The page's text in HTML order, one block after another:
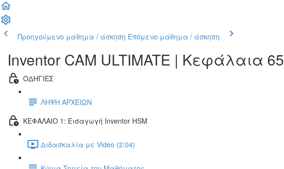
Προηγούμενο μάθημα / άσκηση Επόμενο μάθημα / άσκηση
Inventor CAM ULTIMATE | Κεφάλαια 65
ΟΔΗΓΙΕΣ
ΛΗΨΗ ΑΡΧΕΙΩΝ
ΚΕΦΑΛΑΙΟ 1: Εισαγωγή Inventor HSM
Διδασκαλία με Video (2:04)